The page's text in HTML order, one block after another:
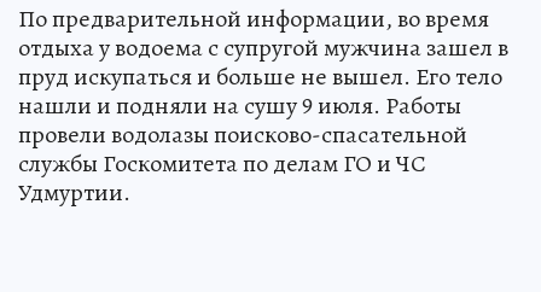
По предварительной информации, во время
отдыха у водоема с супругой мужчина зашел в
пруд искупаться и больше не вышел. Его тело
нашли и подняли на сушу 9 июля. Работы
провели водолазы поисково-спасательной
службы Госкомитета по делам ГО и ЧС
Удмуртии.